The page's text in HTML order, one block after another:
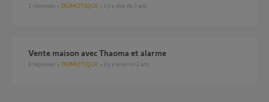
2 réponses DOMOTIQUE il y a plus de 3 ans
Vente maison avec Thaoma et alarme
8 réponses DOMOTIQUE il y a environ 2 ans